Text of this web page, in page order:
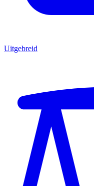
Uitgebreid